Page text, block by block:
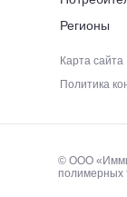
© ООО
полимерных
Регионы
Карта сайта
Политика